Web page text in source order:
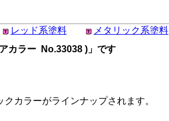
レッド系塗料 メタリック系塗料
カラー No.33038 )」です
カラーがラインナップされます。